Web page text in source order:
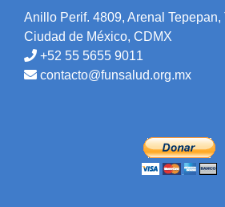
Anillo Perif. 4809, Arenal
Ciudad de México, CDMX
+52 55 5655 9011
contacto@funsalud.org.mx